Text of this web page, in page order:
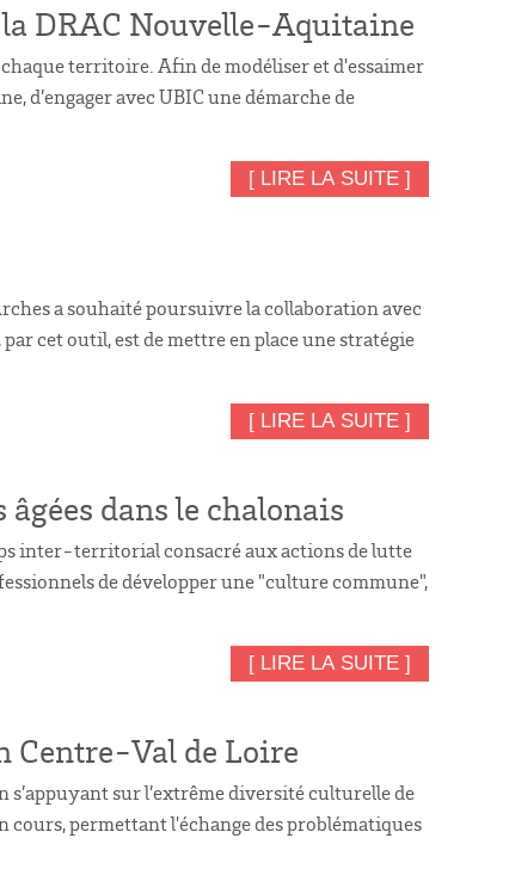
DRAC Nouvelle-Aquitaine
territoire. Afin de modéliser et d'essaimer
d’engager avec UBIC une démarche de
[ LIRE LA SUITE ]
a souhaité poursuivre la collaboration avec
cet outil, est de mettre en place une stratégie
[ LIRE LA SUITE ]
dans le chalonais
inter-territorial consacré aux actions de lutte
de développer une "culture commune",
[ LIRE LA SUITE ]
Centre-Val de Loire
s’appuyant sur l’extrême diversité culturelle de
permettant l'échange des problématiques